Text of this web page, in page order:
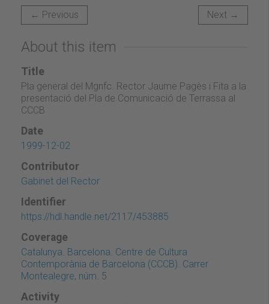
← Previous Next →
About this item
Title
Pla general del Mgnfc. Rector Jaume Pagès i Fita a la
presentació del Pla de Comunicació de Terrassa al
CCCB
Date
1999-12-02
Contributor
Gabinet del Rector
Identifier
https://hdl.handle.net/2117/453885
Coverage
Catalunya. Barcelona. Centre de Cultura
Contemporània de Barcelona (CCCB). Carrer
Montealegre, núm. 5
Activity